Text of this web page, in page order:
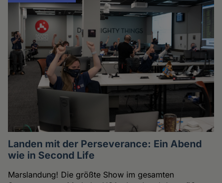
Landen mit der Perseverance: Ein Abend
wie in Second Life
Marslandung! Die größte Show im gesamten